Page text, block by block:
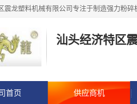
汕头经济特区
首页 供应商机